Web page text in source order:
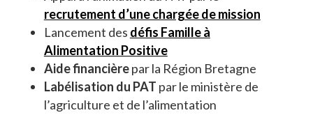
recrutement d’une chargée de mission
Lancement des défis Famille à
Alimentation Positive
Aide financièrepar la Région Bretagne
Labélisation du PAT par le ministère de
l’agriculture et de l’alimentation